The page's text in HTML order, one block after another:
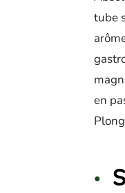
tube
en